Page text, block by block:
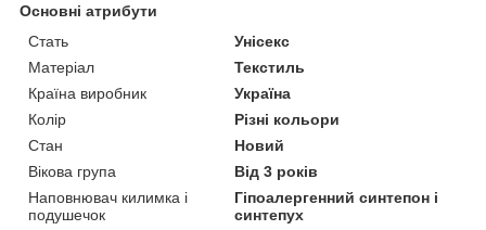
Основні атрибути
Стать
Унісекс
Матеріал
Текстиль
Країна виробник
Україна
Колір
Різні кольори
Стан
Новий
Вікова група
Від 3 років
Наповнювач килимка і
подушечок
Гіпоалергенний синтепон і
синтепух